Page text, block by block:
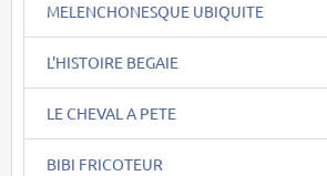
MELENCHONESQUE UBIQUITE
L'HISTOIRE BEGAIE
LE CHEVAL A PETE
BIBI FRICOTEUR